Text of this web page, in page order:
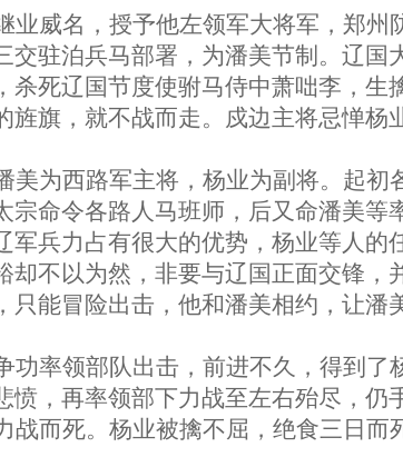
威名，授予他左领军大将军，郑州
驻泊兵马部署，为潘美节制。辽国
死辽国节度使驸马侍中萧咄李，生
旗，就不战而走。戍边主将忌惮杨
为西路军主将，杨业为副将。起
命令各路人马班师，后又命潘美等
兵力占有很大的优势，杨业等人的
不以为然，非要与辽国正面交锋，
能冒险出击，他和潘美相约，让潘
率领部队出击，前进不久，得到了
，再率领部下力战至左右殆尽，仍
而死。杨业被擒不屈，绝食三日而